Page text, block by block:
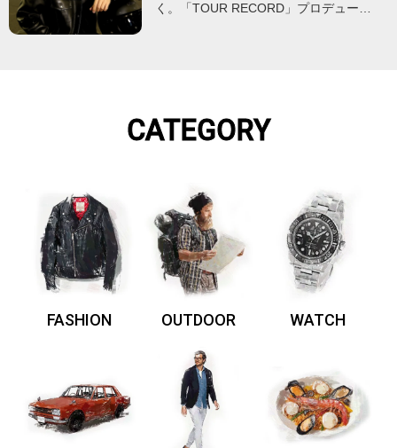
く。「TOUR RECORD」プロデュー…
CATEGORY
FASHION OUTDOOR WATCH